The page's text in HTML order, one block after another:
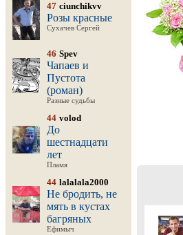
47 ciunchikvv
Розы красные
Сухачев Сергей
46 Spev
Чапаев и
Пустота
(роман)
Разные судьбы
44 volod
До
шестнадцати
лет
Пламя
44 lalalala2000
Не бродить, не
мять в кустах
багряных
Ефимыч